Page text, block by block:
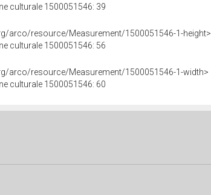
culturale 1500051546: 39
arco/resource/Measurement/1500051546-1-height>
culturale 1500051546: 56
arco/resource/Measurement/1500051546-1-width>
culturale 1500051546: 60